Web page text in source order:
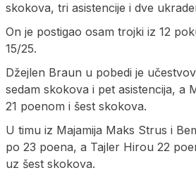
skokova, tri asistencije i dve
On je postigao osam trojki iz 12
15/25.
Džejlen Braun u pobedi je
sedam skokova i pet asistencija, a
21 poenom i šest skokova.
U timu iz Majamija Maks Strus i
po 23 poena, a Tajler Hirou 22
uz šest skokova.